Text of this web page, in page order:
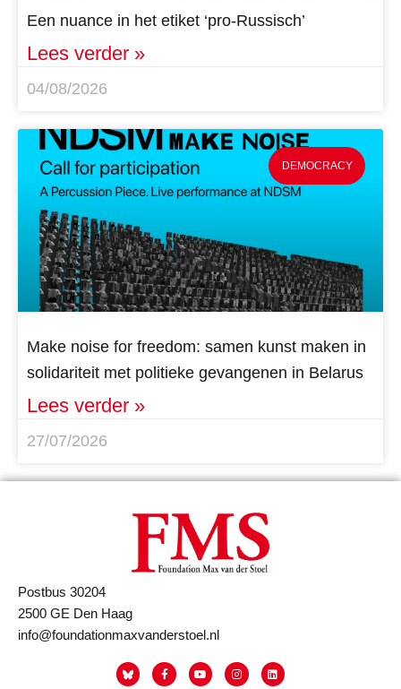
Een nuance in het etiket ‘pro-Russisch’
Lees verder »
04/08/2026
DEMOCRACY
Make noise for freedom: samen kunst maken in
solidariteit met politieke gevangenen in Belarus
Lees verder »
27/07/2026
Postbus 30204
2500 GE Den Haag
info@foundationmaxvanderstoel.nl